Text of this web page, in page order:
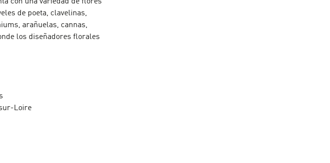
de poeta, clavelinas,
arañuelas, cannas,
los diseñadores florales
Loire